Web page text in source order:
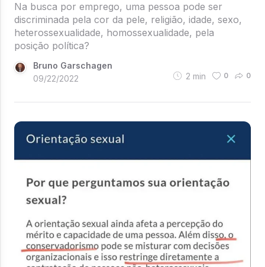
Na busca por emprego, uma pessoa pode ser
discriminada pela cor da pele, religião, idade, sexo,
heterossexualidade, homossexualidade, pela
posição política?
Bruno Garschagen
09/22/2022
2 min 0 0